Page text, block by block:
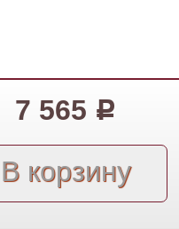
7 565 Р